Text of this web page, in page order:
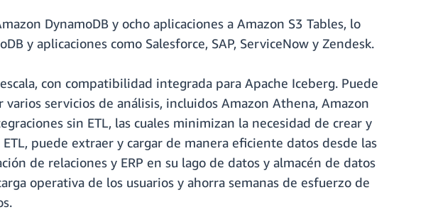
DynamoDB y ocho aplicaciones a Amazon S3 Tables, lo
y aplicaciones como Salesforce, SAP, ServiceNow y Zendesk.
con compatibilidad integrada para Apache Iceberg. Puede
servicios de análisis, incluidos Amazon Athena, Amazon
sin ETL, las cuales minimizan la necesidad de crear y
puede extraer y cargar de manera eficiente datos desde las
de relaciones y ERP en su lago de datos y almacén de datos
operativa de los usuarios y ahorra semanas de esfuerzo de